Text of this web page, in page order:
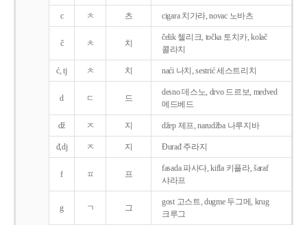
c ㅊ 츠 cigara 치가라, novac 노바츠
č ㅊ 치
čelik 첼리크, točka 토치카, kolač
콜라치
ć, tj ㅊ 치 naći 나치, sestrić 세스트리치
d ㄷ 드
desno 데스노, drvo 드르보, medved
메드베드
dž ㅈ 지 džep 제프, narudžba 나루지바
đ,dj ㅈ 지 Ðurađ 주라지
f ㅍ 프
fasada 파사다, kifla 키플라, šaraf
샤라프
g ㄱ 그
gost 고스트, dugme 두그메, krug
크루그